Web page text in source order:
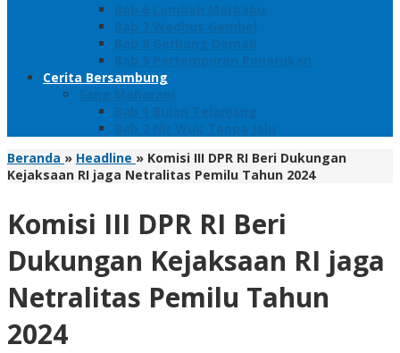
Bab 6 Lembah Merbabu
Bab 7 Wedhus Gembel
Bab 8 Gerbang Demak
Bab 9 Pertempuran Panarukan
Cerita Bersambung
Sang Maharani
Bab 1 Bulan Telanjang
Bab 2 Nir Wuk Tanpa Jalu
Beranda » Headline » Komisi III DPR RI Beri Dukungan
Kejaksaan RI jaga Netralitas Pemilu Tahun 2024
Komisi III DPR RI Beri
Dukungan Kejaksaan RI jaga
Netralitas Pemilu Tahun
2024